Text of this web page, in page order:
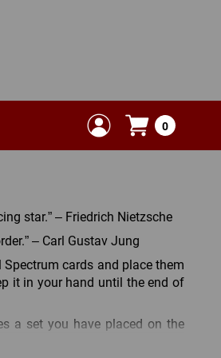
0
star.” – Friedrich Nietzsche
– Carl Gustav Jung
cards and place them
it in your hand until the end of
a set you have placed on the